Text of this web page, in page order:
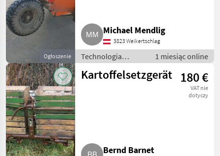
Ogłoszenie
Michael Mendlig
3823 Weikertschlag
Technologia
ziemniaczana /
Inne rozwiązania
1 miesiąc online
Kartoffelsetzgerät 180 €
VAT nie
dotyczy
Bernd Barnet